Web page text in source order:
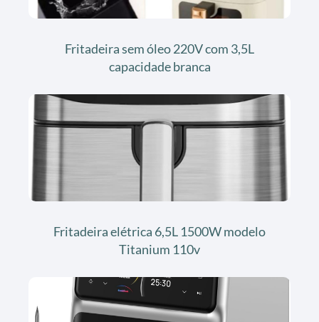
Fritadeira sem óleo 220V com 3,5L
capacidade branca
Fritadeira elétrica 6,5L 1500W modelo
Titanium 110v